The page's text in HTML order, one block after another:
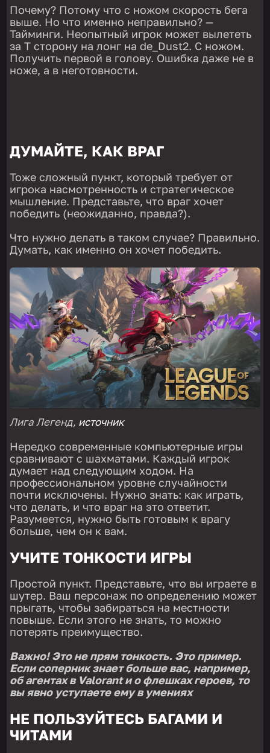
Почему? Потому что с ножом скорость бега
выше. Но что именно неправильно? —
Тайминги. Неопытный игрок может вылететь
за Т сторону на лонг на de_Dust2. С ножом.
Получить первой в голову. Ошибка даже не в
ноже, а в неготовности.
ДУМАЙТЕ, КАК ВРАГ
Тоже сложный пункт, который требует от
игрока насмотренность и стратегическое
мышление. Представьте, что враг хочет
победить (неожиданно, правда?).
Что нужно делать в таком случае? Правильно.
Думать, как именно он хочет победить.
Лига Легенд, источник
Нередко современные компьютерные игры
сравнивают с шахматами. Каждый игрок
думает над следующим ходом. На
профессиональном уровне случайности
почти исключены. Нужно знать: как играть,
что делать, и что враг на это ответит.
Разумеется, нужно быть готовым к врагу
больше, чем он к вам.
УЧИТЕ ТОНКОСТИ ИГРЫ
Простой пункт. Представьте, что вы играете в
шутер. Ваш персонаж по определению может
прыгать, чтобы забираться на местности
повыше. Если этого не знать, то можно
потерять преимущество.
Важно! Это не прям тонкость. Это пример.
Если соперник знает больше вас, например,
об агентах в Valorant и о флешках героев, то
вы явно уступаете ему в умениях
НЕ ПОЛЬЗУЙТЕСЬ БАГАМИ И
ЧИТАМИ